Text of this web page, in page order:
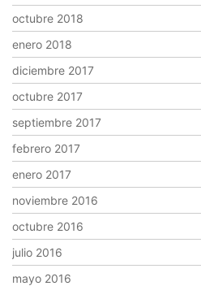
octubre 2018
enero 2018
diciembre 2017
octubre 2017
septiembre 2017
febrero 2017
enero 2017
noviembre 2016
octubre 2016
julio 2016
mayo 2016